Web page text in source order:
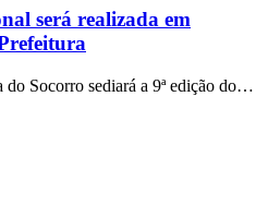
será realizada em
Socorro sediará a 9ª edição do…